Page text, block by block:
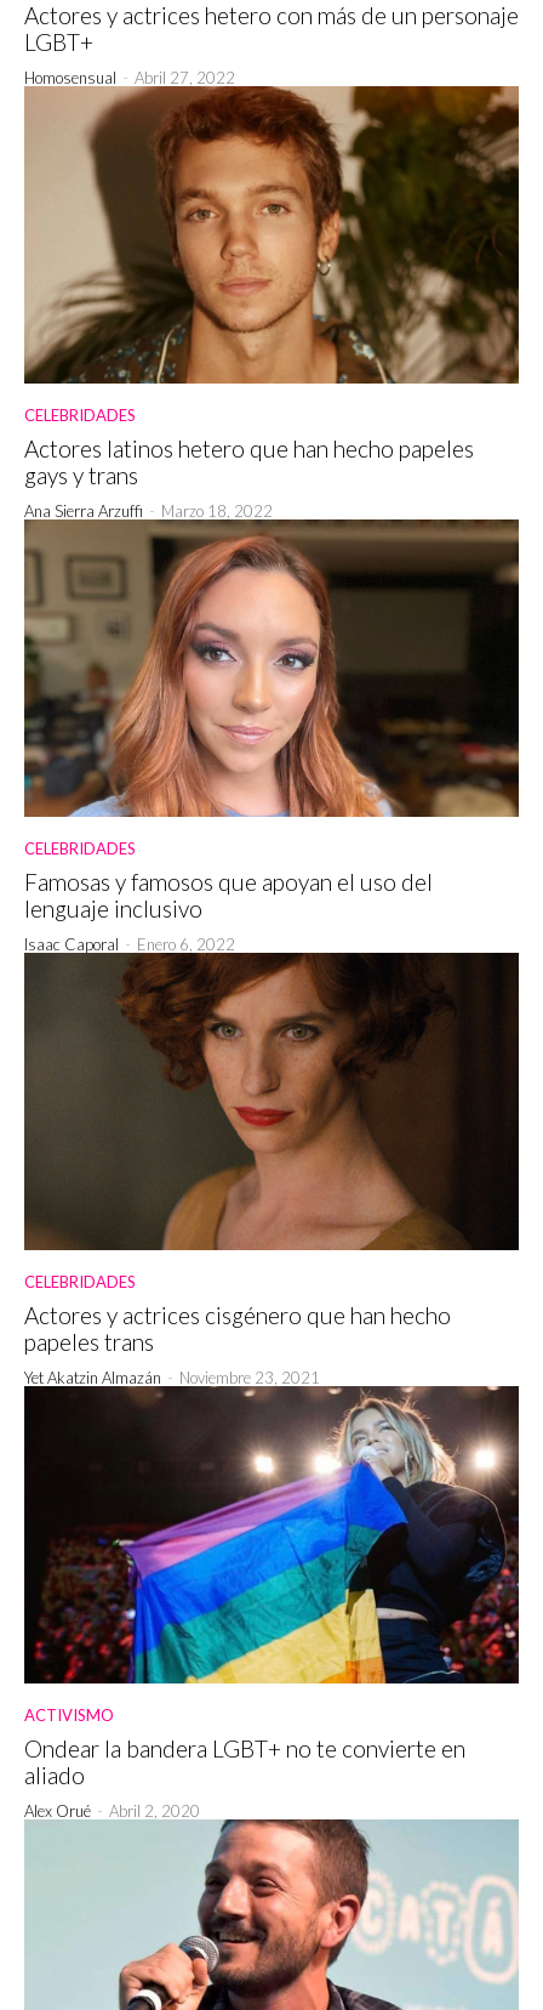
Actores y actrices hetero con más de un personaje
LGBT+
Homosensual - Abril 27, 2022
CELEBRIDADES
Actores latinos hetero que han hecho papeles
gays y trans
Ana Sierra Arzuffi - Marzo 18, 2022
CELEBRIDADES
Famosas y famosos que apoyan el uso del
lenguaje inclusivo
Isaac Caporal - Enero 6, 2022
CELEBRIDADES
Actores y actrices cisgénero que han hecho
papeles trans
Yet Akatzin Almazán - Noviembre 23, 2021
ACTIVISMO
Ondear la bandera LGBT+ no te convierte en
aliado
Alex Orué - Abril 2, 2020